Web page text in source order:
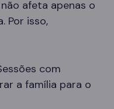
afeta apenas o
Por isso,
com
a família para o